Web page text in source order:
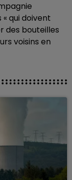
qui doivent
des bouteilles
voisins en